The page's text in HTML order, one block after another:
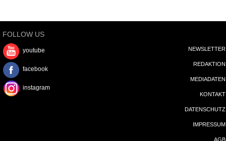
FOLLOW US
youtube
facebook
instagram
NEWSLETTER
REDAKTION
MEDIADATEN
KONTAKT
DATENSCHUTZ
IMPRESSUM
AGB